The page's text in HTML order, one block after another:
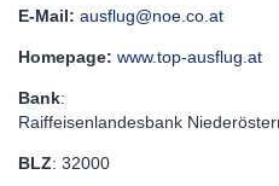
E-Mail: ausflug@noe.co.at
Homepage: www.top-ausflug.at
Bank:
Raiffeisenlandesbank
BLZ: 32000